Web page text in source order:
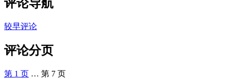
评论导航
较早评论
评论分页
第 1 页 … 第 7 页